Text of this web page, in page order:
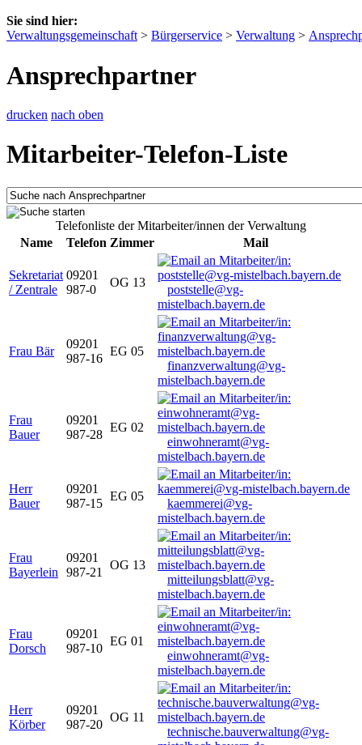
Sie sind hier:
Verwaltungsgemeinschaft > Bürgerservice > Verwaltung >
Ansprechpartner
drucken nach oben
Mitarbeiter-Telefon-Liste
Telefonliste der Mitarbeiter/innen der Verwaltung
Name
Telefon Zimmer Mail
Sekretariat
/ Zentrale
09201
987-0
OG 13
poststelle@vg-
mistelbach.bayern.de
Frau Bär
09201
987-16
EG 05
finanzverwaltung@vg-
mistelbach.bayern.de
Frau
Bauer
09201
987-28
EG 02
einwohneramt@vg-
mistelbach.bayern.de
Herr
Bauer
09201
987-15
EG 05
kaemmerei@vg-
mistelbach.bayern.de
Frau
Bayerlein
09201
987-21
OG 13
mitteilungsblatt@vg-
mistelbach.bayern.de
Frau
Dorsch
09201
987-10
EG 01
einwohneramt@vg-
mistelbach.bayern.de
Herr
Körber
09201
987-20
OG 11
technische.bauverwaltung@vg-